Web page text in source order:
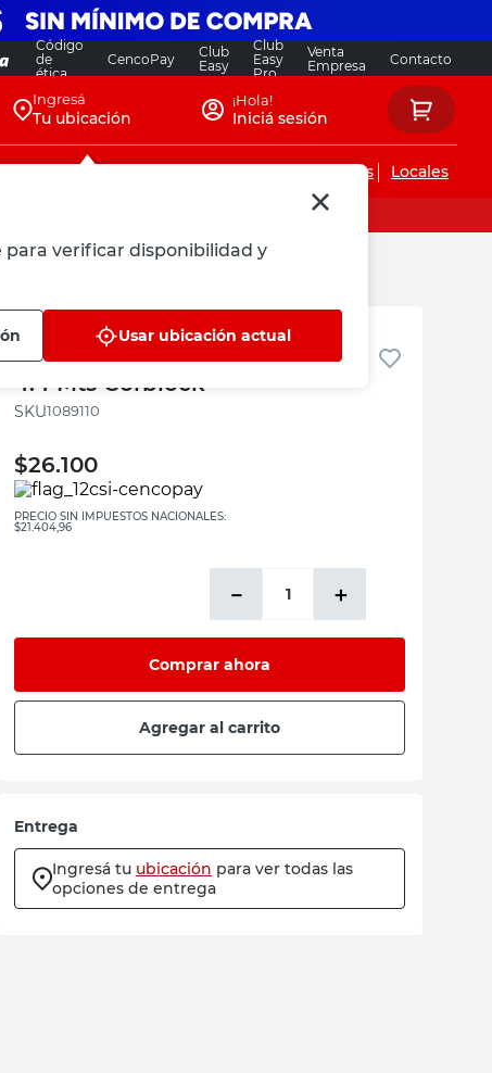
Código
de
ética
CencoPay
Club
Easy
Club
Easy
Pro
Venta
Empresa
Contacto
Ingresá
Tu ubicación
para verificar disponibilidad y
Usar ubicación actual
¡Hola!
Iniciá sesión
Servicios de instalaciones Locales
Corblock
Vigueta Estructural 10x20 Cm
4.4 Mts Corblock
:1089110
$26.100
PRECIO SIN IMPUESTOS NACIONALES:
$21.404,96
＋
－
Comprar ahora
Agregar al carrito
Entrega
Ingresá tu ubicación para ver todas las
opciones de entrega